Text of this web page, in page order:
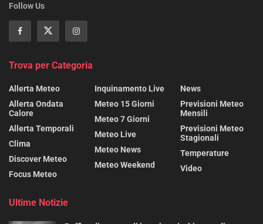
Follow Us
Trova per Categoria
Allerta Meteo
Allerta Ondata
Calore
Allerta Temporali
Clima
Discover Meteo
Focus Meteo
Inquinamento Live
Meteo 15 Giorni
Meteo 7 Giorni
Meteo Live
Meteo News
Meteo Weekend
News
Previsioni Meteo
Mensili
Previsioni Meteo
Stagionali
Temperature
Video
Ultime Notizie